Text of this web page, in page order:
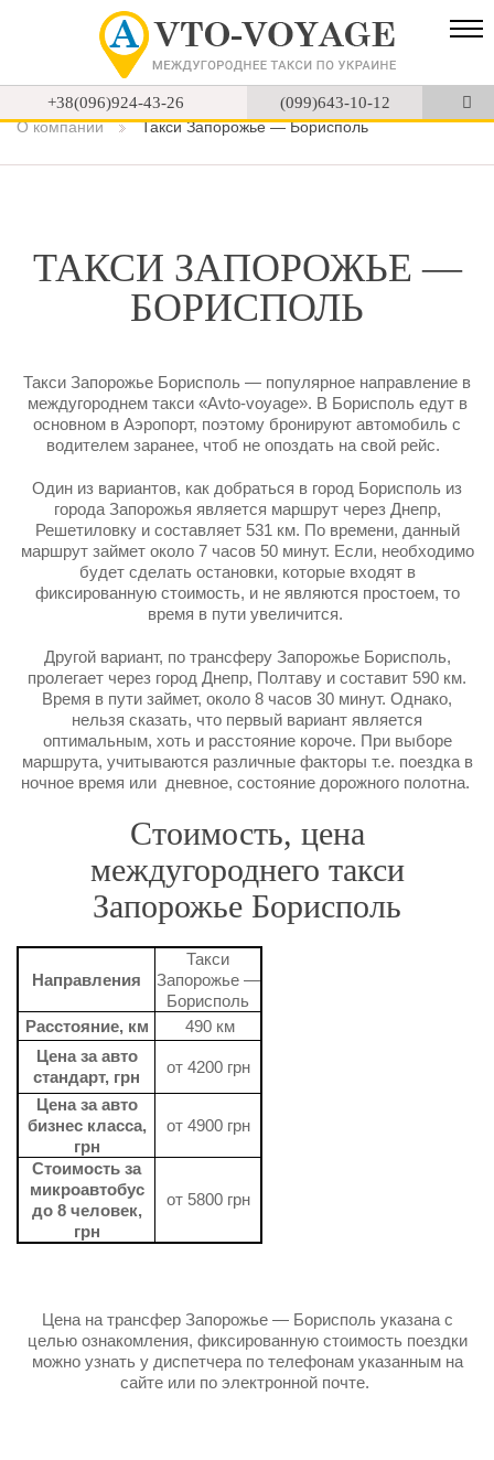
+38(096)924-43-26
(099)643-10-12
О компании
Такси Запорожье — Борисполь
ТАКСИ ЗАПОРОЖЬЕ —
БОРИСПОЛЬ
Такси Запорожье Борисполь — популярное направление в
междугороднем такси «Аvto-voyage». В Борисполь едут в
основном в Аэропорт, поэтому бронируют автомобиль с
водителем заранее, чтоб не опоздать на свой рейс.
Один из вариантов, как добраться в город Борисполь из
города Запорожья является маршрут через Днепр,
Решетиловку и составляет 531 км. По времени, данный
маршрут займет около 7 часов 50 минут. Если, необходимо
будет сделать остановки, которые входят в
фиксированную стоимость, и не являются простоем, то
время в пути увеличится.
Другой вариант, по трансферу Запорожье Борисполь,
пролегает через город Днепр, Полтаву и составит 590 км.
Время в пути займет, около 8 часов 30 минут. Однако,
нельзя сказать, что первый вариант является
оптимальным, хоть и расстояние короче. При выборе
маршрута, учитываются различные факторы т.е. поездка в
ночное время или дневное, состояние дорожного полотна.
Стоимость, цена
междугороднего такси
Запорожье Борисполь
Направления
Такси
Запорожье —
Борисполь
Расстояние, км
490 км
Цена за авто
стандарт, грн
от 4200 грн
Цена за авто
бизнес класса,
грн
от 4900 грн
Стоимость за
микроавтобус
до 8 человек,
грн
от 5800 грн
Цена на трансфер Запорожье — Борисполь указана с
целью ознакомления, фиксированную стоимость поездки
можно узнать у диспетчера по телефонам указанным на
сайте или по электронной почте.